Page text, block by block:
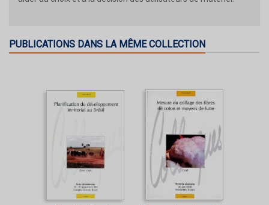
PUBLICATIONS DANS LA MÊME COLLECTION